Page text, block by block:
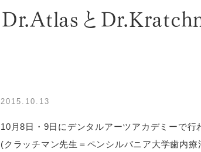
Dr.Atlasと
2015.10.13
10月8日・9日にデンタルアーツアカデミーで
(クラッチマン先生＝ペンシルバニア大学歯内